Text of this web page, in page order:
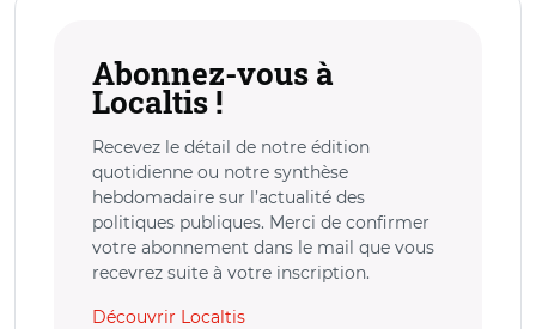
Abonnez-vous à
Localtis !
Recevez le détail de notre édition
quotidienne ou notre synthèse
hebdomadaire sur l’actualité des
politiques publiques. Merci de confirmer
votre abonnement dans le mail que vous
recevrez suite à votre inscription.
Découvrir Localtis